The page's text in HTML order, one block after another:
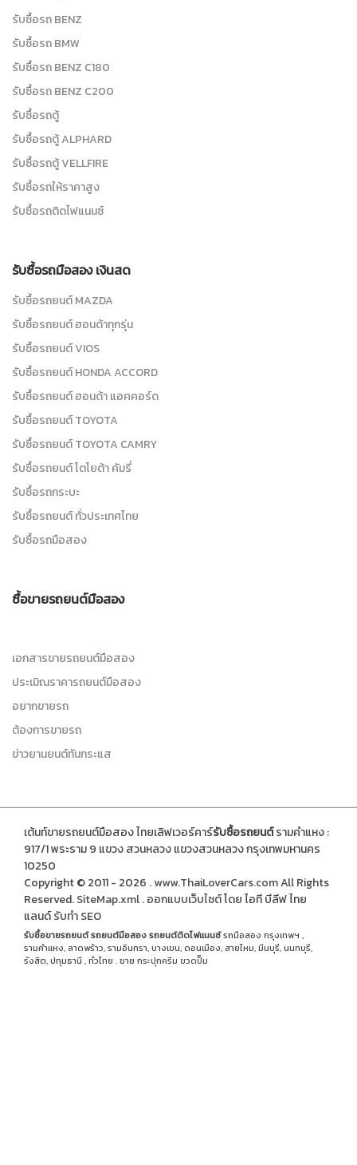
รับซื้อรถ BENZ
รับซื้อรถ BMW
รับซื้อรถ BENZ C180
รับซื้อรถ BENZ C200
รับซื้อรถตู้
รับซื้อรถตู้ ALPHARD
รับซื้อรถตู้ VELLFIRE
รับซื้อรถให้ราคาสูง
รับซื้อรถติดไฟแนนซ์
รับซื้อรถมือสอง เงินสด
รับซื้อรถยนต์ MAZDA
รับซื้อรถยนต์ ฮอนด้าทุกรุ่น
รับซื้อรถยนต์ VIOS
รับซื้อรถยนต์ HONDA ACCORD
รับซื้อรถยนต์ ฮอนด้า แอคคอร์ด
รับซื้อรถยนต์ TOYOTA
รับซื้อรถยนต์ TOYOTA CAMRY
รับซื้อรถยนต์ โตโยต้า คัมรี่
รับซื้อรถกระบะ
รับซื้อรถยนต์ ทั่วประเทศไทย
รับซื้อรถมือสอง
ซื้อขายรถยนต์มือสอง
เอกสารขายรถยนต์มือสอง
ประเมิณราคารถยนต์มือสอง
อยากขายรถ
ต้องการขายรถ
ข่าวยานยนต์ทันกระแส
เต้นท์ขายรถยนต์มือสอง ไทยเลิฟเวอร์คาร์รับซื้อรถยนต์รามคำแหง :
917/1 พระราม 9 แขวง สวนหลวง แขวงสวนหลวง กรุงเทพมหานคร
10250
Copyright © 2011 - 2026 .www.ThaiLoverCars.comAll Rights
Reserved.SiteMap.xml.ออกแบบเว็บไซต์โดย ไอที บีลีฟ ไทย
แลนด์รับทำ SEO
รับซื้อขายรถยนต์รถยนต์มือสองรถยนต์ติดไฟแนนซ์รถมือสอง กรุงเทพฯ ,
รามคำแหง, ลาดพร้าว, รามอินทรา, บางเขน, ดอนเมือง, สายไหม, มีนบุรี, นนทบุรี,
รังสิต, ปทุมธานี , ทั่วไทย . ขาย กระปุกครีม ขวดปั๊ม